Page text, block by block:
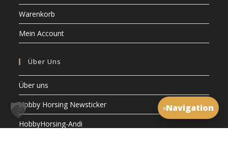
Warenkorb
Mein Account
Über Uns
Über uns
Hobby Horsing Newsticker
HobbyHorsing-Andi
≡Navigation